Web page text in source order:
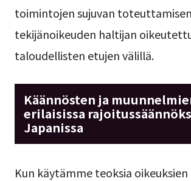
toimintojen sujuvan
tekijänoikeuden haltijan
taloudellisten etujen välillä.
Käännösten ja
erilaisissa
Japanissa
Kun käytämme teoksia oikeuksien